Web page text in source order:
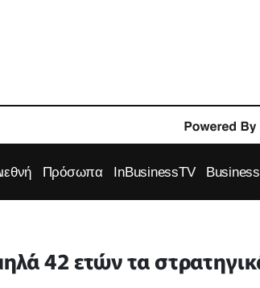
Πρόσωπα InBusinessTV
42 ετών τα